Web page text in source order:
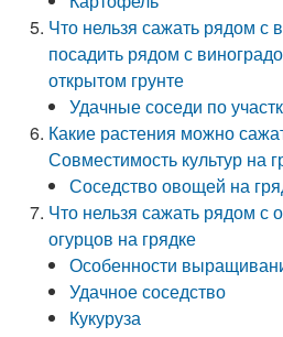
Что нельзя сажать рядом с
посадить рядом с
открытом грунте
Удачные соседи по
Какие растения можно
Совместимость культур на
Соседство овощей на
Что нельзя сажать рядом с
огурцов на грядке
Особенности
Удачное соседство
Кукуруза